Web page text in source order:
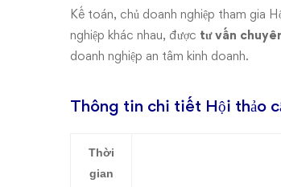
Kế toán, chủ doanh nghiệp tham gia
nghiệp khác nhau, được tư vấn
doanh nghiệp an tâm kinh doanh.
Thông tin chi tiết Hội thảo
Thời
gian